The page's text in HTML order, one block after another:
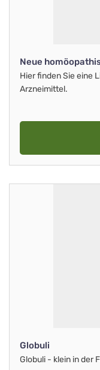
Neue
Hier finden Sie eine
Arzneimittel.
Globuli
Globuli - klein in der